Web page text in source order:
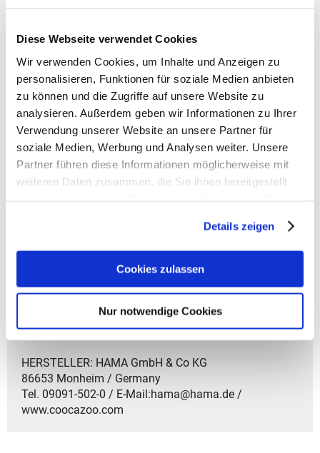
Diese Webseite verwendet Cookies
Wir verwenden Cookies, um Inhalte und Anzeigen zu
personalisieren, Funktionen für soziale Medien anbieten
zu können und die Zugriffe auf unsere Website zu
analysieren. Außerdem geben wir Informationen zu Ihrer
Verwendung unserer Website an unsere Partner für
soziale Medien, Werbung und Analysen weiter. Unsere
Partner führen diese Informationen möglicherweise mit
weiteren Daten zusammen, die Sie ihnen bereitgestellt
Details zeigen
Cookies zulassen
Nur notwendige Cookies
Coocazoo Zubehör
Artikelbeschreibung Coocazoo Geldbeutel
- Fach für Geldscheine
- Mehrere Fächer für Karten
- Zusammenfaltbar mit Klettverschluss
- Handschlaufe mit Karabinerhaken
HERSTELLER: HAMA GmbH & Co KG
86653 Monheim / Germany
Tel. 09091-502-0 / E-Mail:hama@hama.de /
www.coocazoo.com